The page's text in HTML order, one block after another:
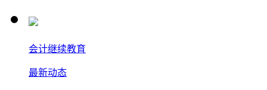
会计继续教育
最新动态